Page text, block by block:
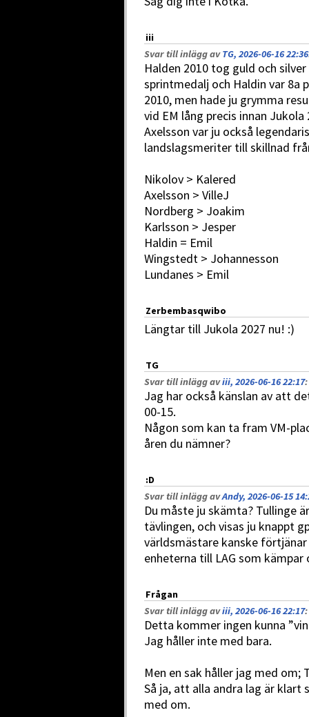
iii
Svar till inlägg avTG, 2026-06-16 22:36
Halden 2010 tog guld och
sprintmedalj och Haldin var 8a
2010, men hade ju grymma
vid EM lång precis innan
Axelsson var ju också
landslagsmeriter till skillnad
Nikolov > Kalered
Axelsson > VilleJ
Nordberg > Joakim
Karlsson > Jesper
Haldin = Emil
Wingstedt > Johannesson
Lundanes > Emil
Zerbembasqwibo
Längtar till Jukola 2027 nu! :)
TG
Svar till inlägg aviii, 2026-06-16 22:17:
Jag har också känslan av att
00-15.
Någon som kan ta fram VM-
åren du nämner?
:D
Svar till inlägg avAndy, 2026-06-15
Du måste ju skämta? Tullinge
tävlingen, och visas ju knappt
världsmästare kanske
enheterna till LAG som
Frågan
Svar till inlägg aviii, 2026-06-16 22:17:
Detta kommer ingen kunna
Jag håller inte med bara.
Men en sak håller jag med om;
Så ja, att alla andra lag är klart
med om.